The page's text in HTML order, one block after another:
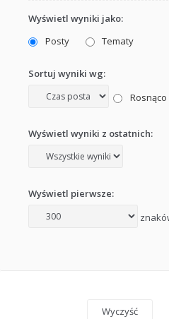
Wyświetl wyniki jako:
Posty
Tematy
Sortuj wyniki wg:
Rosnąco
Wyświetl wyniki z ostatnich:
Wyświetl pierwsze: